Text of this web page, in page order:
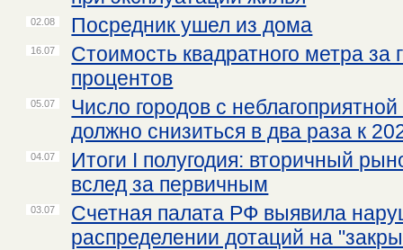
02.08 Посредник ушел из дома
16.07
Стоимость квадратного метра за
процентов
05.07
Число городов с
должно снизиться в два раза к
04.07
Итоги I полугодия: вторичный
вслед за первичным
03.07
Счетная палата РФ выявила
распределении дотаций на